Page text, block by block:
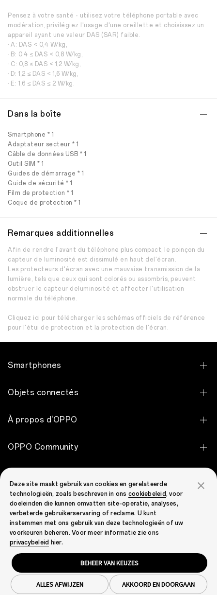
Pensez à votre santé - utilisez votre téléphone portable avec
modération, privilégiez l'usage d'une oreillette et choisissez un
appareil ayant une valeur DAS (SAR) faible.
· A: DAS < 0,4 W/kg,
· B: 0,4 ≤ DAS < 0,8 W/kg,
· C: 0,8 ≤ DAS < 1,2 W/kg,
· D: 1,2 ≤ DAS < 1,6 W/kg,
· E: 1,6 ≤ DAS ≤ 2 W/kg.
Dans la boîte
Smartphone * 1
Adaptateur secteur * 1
Câble de données USB * 1
Outil SIM * 1
Guides de démarrage * 1
Guide de sécurité * 1
Film de protection * 1
Coque de protection * 1
Remarques additionnelles
Afin de rendre l'avant du téléphone plus compact, le poinçon du
capteur de luminosité est dissimulé en haut del'écran.
Les protecteurs d'écran avec une mauvaise transmission de la
lumière, tels que ceux qui sont colorés ou assombris, peuvent
obstruer le capteur deluminosité et affecter l'utilisation
normale du téléphone.
Cliquez ici pour télécharger les schémas officiels de référence
pour l'étui de protection et la protection de l'écran.
Smartphones
OPPO Find X9 Ultra
OPPO Find X9
OPPO Reno16 Pro 5G
OPPO Reno16 F 5G
OPPO Reno15 F 5G
OPPO Reno15 5G
OPPO Reno15 Pro 5G
OPPO A6 Pro 5G
OPPO A6 5G
OPPO A6x 5G
Objets connectés
OPPO Pad 5
OPPO Enco X3i
OPPO Enco Air4 Pro
OPPO Enco Air2
OPPO Watch S
OPPO Watch X2 Mini
À propos d'OPPO
OPPO Apex Guard
Découvrir
OPPO Community
OPPO Community
Contactez-nous
Statut de la garantie
FAQ
Security Response Center
POLITIQUE DE GARANTIE
Confidentialité
Droit & Conformité
Cookie Settings
Copyright © 2026 OPPO. Tous droits réservés.
Deze site maakt gebruik van cookies en gerelateerde
technologieën, zoals beschreven in ons cookiebeleid, voor
doeleinden die kunnen omvatten site-operatie, analyses,
verbeterde gebruikerservaring of reclame. U kunt
instemmen met ons gebruik van deze technologieën of uw
voorkeuren beheren. Voor meer informatie zie ons
privacybeleid hier.
BEHEER VAN KEUZES
AKKOORD EN DOORGAAN
ALLES AFWIJZEN